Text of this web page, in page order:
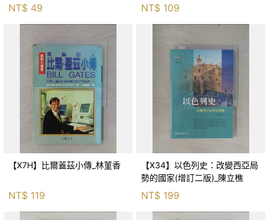
NT$ 49 NT$ 109
【X7H】比爾蓋茲小傳_林菫香
NT$ 119
【X34】以色列史：改變西亞局
勢的國家(增訂二版)_陳立樵
NT$ 199